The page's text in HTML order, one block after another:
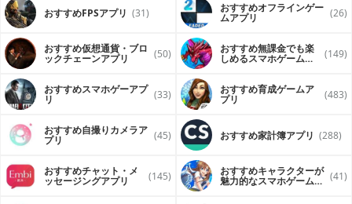
おすすめFPSアプリ (31) おすすめオフラインゲー
ムアプリ (26)
おすすめ仮想通貨・ブロ
ックチェーンアプリ (50) おすすめ無課金でも楽
しめるスマホゲームア (149)
おすすめスマホゲーアプ
リ (33) おすすめ育成ゲームア
プリ (483)
おすすめ自撮りカメラア
プリ (45) おすすめ家計簿アプリ (288)
おすすめチャット・メ
ッセージングアプリ (145) おすすめキャラクターが
魅力的なスマホゲームア (41)